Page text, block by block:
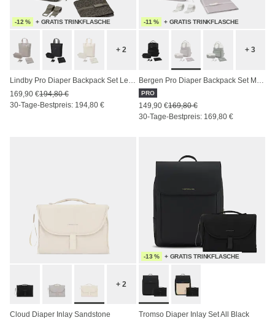
-12 % + GRATIS TRINKFLASCHE
+ 2
169,90 €194,80 €
30-Tage-Bestpreis: 194,80 €
-11 % + GRATIS TRINKFLASCHE
+ 3
PRO
149,90 €169,80 €
30-Tage-Bestpreis: 169,80 €
+ 2
Cloud Diaper Inlay Sandstone
-13 % + GRATIS TRINKFLASCHE
Tromso Diaper Inlay Set All Black